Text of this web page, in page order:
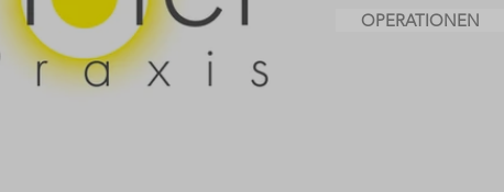
OPERATIONEN